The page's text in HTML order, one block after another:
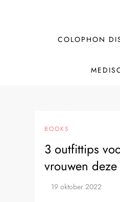
COLOPHON
BOOKS
3 outfittips
vrouwen